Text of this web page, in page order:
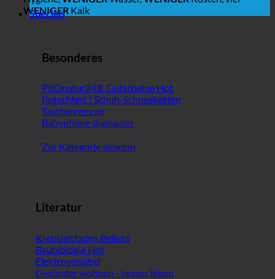
WENIGER Kalk
Specials
Besonderes
PROnatur24® Gutscheine
Rutschfest | Schuh-Schneeketten
Taschenmesser
Babyphone @amazon
Zur Kategorie amazon
Literatur
Krebsleitfaden
Baubiologie
Elektrosensibel
Gesünder wohnen - besser leben